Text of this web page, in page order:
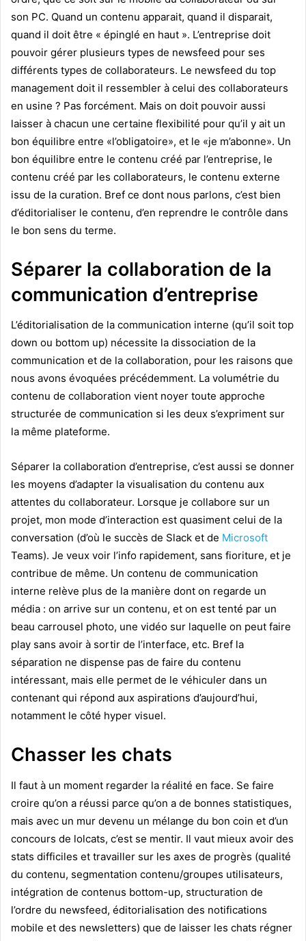
son PC. Quand un contenu apparait, quand il disparait,
quand il doit être « épinglé en haut ». L’entreprise doit
pouvoir gérer plusieurs types de newsfeed pour ses
différents types de collaborateurs. Le newsfeed du top
management doit il ressembler à celui des collaborateurs
en usine ? Pas forcément. Mais on doit pouvoir aussi
laisser à chacun une certaine flexibilité pour qu’il y ait un
bon équilibre entre «l’obligatoire», et le «je m’abonne». Un
bon équilibre entre le contenu créé par l’entreprise, le
contenu créé par les collaborateurs, le contenu externe
issu de la curation. Bref ce dont nous parlons, c’est bien
d’éditorialiser le contenu, d’en reprendre le contrôle dans
le bon sens du terme.
Séparer la collaboration de la
communication d’entreprise
L’éditorialisation de la communication interne (qu’il soit top
down ou bottom up) nécessite la dissociation de la
communication et de la collaboration, pour les raisons que
nous avons évoquées précédemment. La volumétrie du
contenu de collaboration vient noyer toute approche
structurée de communication si les deux s’expriment sur
la même plateforme.
Séparer la collaboration d’entreprise, c’est aussi se donner
les moyens d’adapter la visualisation du contenu aux
attentes du collaborateur. Lorsque je collabore sur un
projet, mon mode d’interaction est quasiment celui de la
conversation (d’où le succès de Slack et de Microsoft
Teams). Je veux voir l’info rapidement, sans fioriture, et je
contribue de même. Un contenu de communication
interne relève plus de la manière dont on regarde un
média : on arrive sur un contenu, et on est tenté par un
beau carrousel photo, une vidéo sur laquelle on peut faire
play sans avoir à sortir de l’interface, etc. Bref la
séparation ne dispense pas de faire du contenu
intéressant, mais elle permet de le véhiculer dans un
contenant qui répond aux aspirations d’aujourd’hui,
notamment le côté hyper visuel.
Chasser les chats
Il faut à un moment regarder la réalité en face. Se faire
croire qu’on a réussi parce qu’on a de bonnes statistiques,
mais avec un mur devenu un mélange du bon coin et d’un
concours de lolcats, c’est se mentir. Il vaut mieux avoir des
stats difficiles et travailler sur les axes de progrès (qualité
du contenu, segmentation contenu/groupes utilisateurs,
intégration de contenus bottom-up, structuration de
l’ordre du newsfeed, éditorialisation des notifications
mobile et des newsletters) que de laisser les chats régner